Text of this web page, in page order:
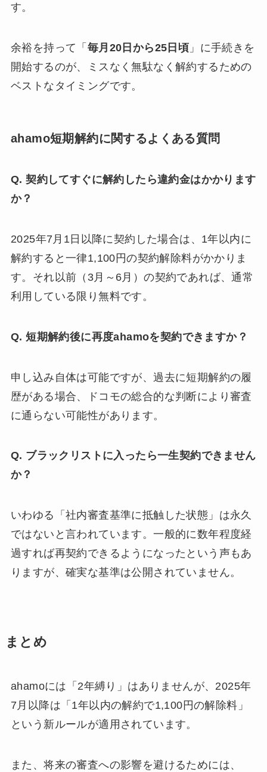
す。
余裕を持って「 毎月20日から25日頃 」に手続きを
開始するのが、ミスなく無駄なく解約するための
ベストなタイミングです。
ahamo短期解約に関するよくある質問
Q. 契約してすぐに解約したら違約金はかかります
か？
2025年7月1日以降に契約した場合は、1年以内に
解約すると一律1,100円の契約解除料がかかりま
す。それ以前（3月～6月）の契約であれば、通常
利用している限り無料です。
Q. 短期解約後に再度ahamoを契約できますか？
申し込み自体は可能ですが、過去に短期解約の履
歴がある場合、ドコモの総合的な判断により審査
に通らない可能性があります。
Q. ブラックリストに入ったら一生契約できません
か？
いわゆる「社内審査基準に抵触した状態」は永久
ではないと言われています。一般的に数年程度経
過すれば再契約できるようになったという声もあ
りますが、確実な基準は公開されていません。
まとめ
ahamoには「2年縛り」はありませんが、2025年
7月以降は「1年以内の解約で1,100円の解除料」
という新ルールが適用されています。
また、将来の審査への影響を避けるためには、